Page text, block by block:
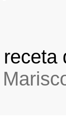
receta